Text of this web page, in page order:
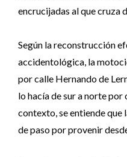
encrucijadas al que cruza
Según la reconstrucción
accidentológica, la
por calle Hernando de
lo hacía de sur a norte por
contexto, se entiende
de paso por provenir